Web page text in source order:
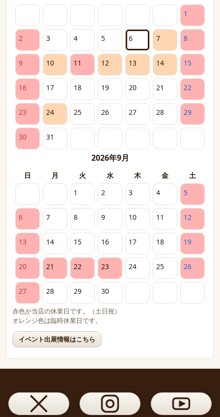
1
2 3 4 5 6 7 8
9 10 11 12 13 14 15
16 17 18 19 20 21 22
23 24 25 26 27 28 29
30 31
2026年9月
日 月 火 水 木 金
土
1
2 3 4 5
6 7 8 9 10 11 12
13 14 15 16 17 18 19
20 21 22 23 24 25 26
27 28 29 30
赤色が当店の休業日です。（土日祝）
オレンジ色は臨時休業日です。
イベント出展情報はこちら